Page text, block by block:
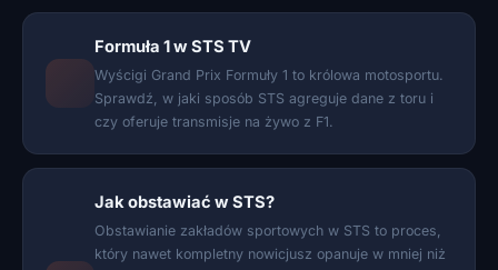
Formuła 1 w STS TV
Wyścigi Grand Prix Formuły 1 to królowa motosportu.
Sprawdź, w jaki sposób STS agreguje dane z toru i
czy oferuje transmisje na żywo z F1.
Jak obstawiać w STS?
Obstawianie zakładów sportowych w STS to proces,
który nawet kompletny nowicjusz opanuje w mniej niż